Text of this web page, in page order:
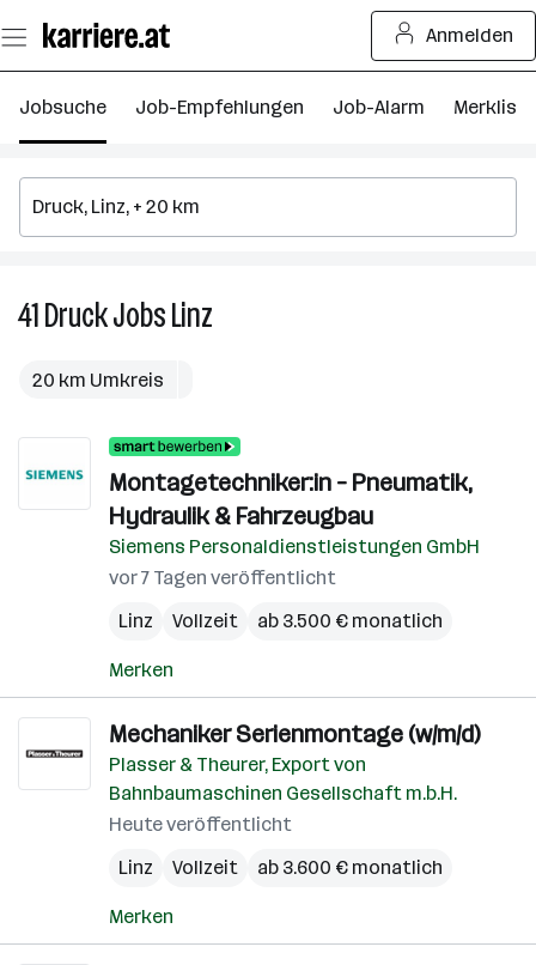
Seiteninhalt
springen
Anmelden
Jobsuche Job-Empfehlungen Job-Alarm Merkliste
41DruckJobsLinz
20 km Umkreis
Montagetechniker:in – Pneumatik,
Hydraulik & Fahrzeugbau
Siemens Personaldienstleistungen GmbH
vor 7 Tagen veröffentlicht
Linz
Vollzeit ab 3.500 € monatlich
Merken
Mechaniker Serienmontage (w/m/d)
Plasser & Theurer, Export von
Bahnbaumaschinen Gesellschaft m.b.H.
Heute veröffentlicht
Linz
Vollzeit ab 3.600 € monatlich
Merken